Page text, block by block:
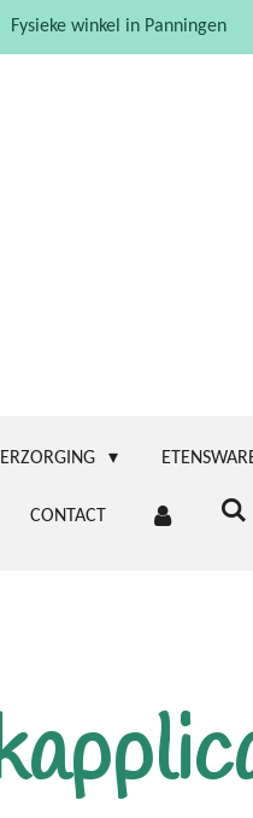
Fysieke winkel in Panningen
CONTACT